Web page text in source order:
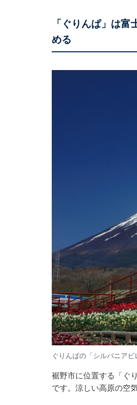
「ぐりんぱ」は
める
ぐりんぱの「シルバニアビ
裾野市に位置する「ぐ
です。涼しい高原の空